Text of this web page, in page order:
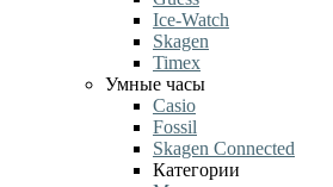
Ice-Watch
Skagen
Timex
Умные часы
Casio
Fossil
Skagen Connected
Категории